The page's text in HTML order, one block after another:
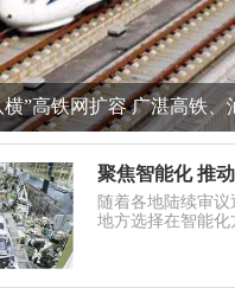
横”高铁网扩容 广湛高铁、
聚焦智能化 推
随着各地陆续审
地方选择在智能化